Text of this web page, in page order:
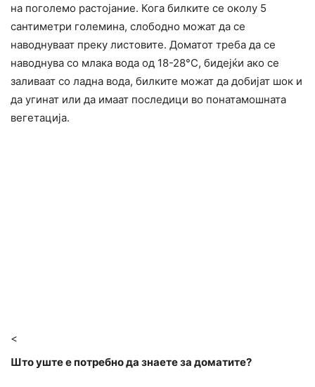
на поголемо растојание. Кога билките се околу 5
сантиметри големина, слободно можат да се
наводнуваат преку листовите. Доматот треба да се
наводнува со млака вода од 18-28°C, бидејќи ако се
заливаат со ладна вода, билките можат да добијат шок и
да угинат или да имаат последици во понатамошната
вегетација.
<
Што уште е потребно да знаете за доматите?